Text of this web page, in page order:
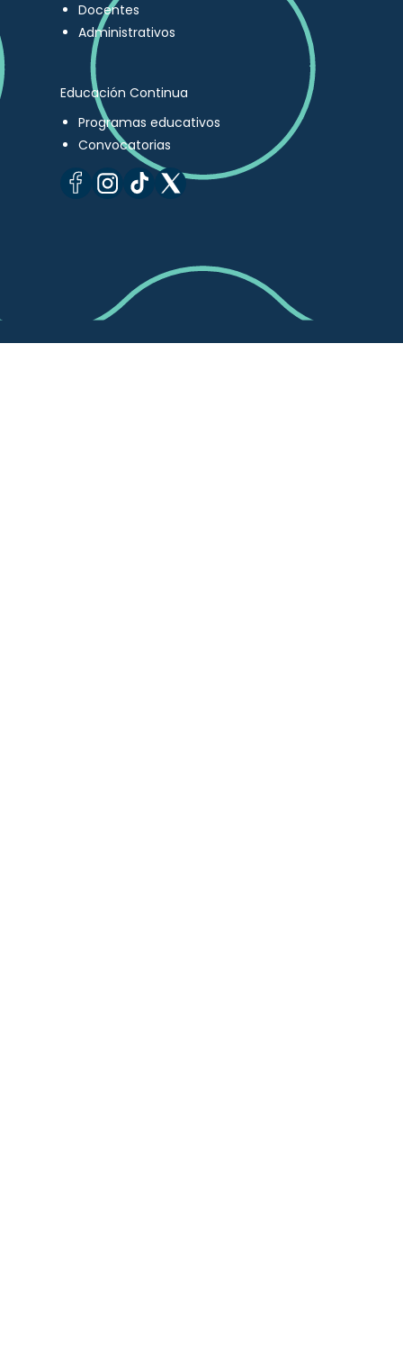
Docentes
Administrativos
Educación Continua
Programas educativos
Convocatorias